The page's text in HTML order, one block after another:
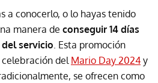
a conocerlo, o lo hayas tenido
manera de conseguir 14 días
servicio. Esta promoción
del Mario Day 2024 y
se ofrecen como